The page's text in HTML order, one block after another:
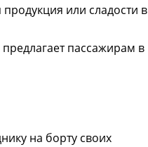
или сладости в
пассажирам в
на борту своих